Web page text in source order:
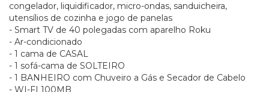
congelador, liquidificador, micro-ondas, sanduicheira,
utensílios de cozinha e jogo de panelas
- Smart TV de 40 polegadas com aparelho Roku
- Ar-condicionado
- 1 cama de CASAL
- 1 sofá-cama de SOLTEIRO
- 1 BANHEIRO com Chuveiro a Gás e Secador de Cabelo
- WI-FI 100MB